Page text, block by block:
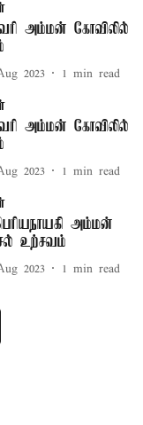
அம்மன் கோவிலில்
2023 1 min read
அம்மன் கோவிலில்
2023 1 min read
அம்மன்
உற்சவம்
2023 1 min read